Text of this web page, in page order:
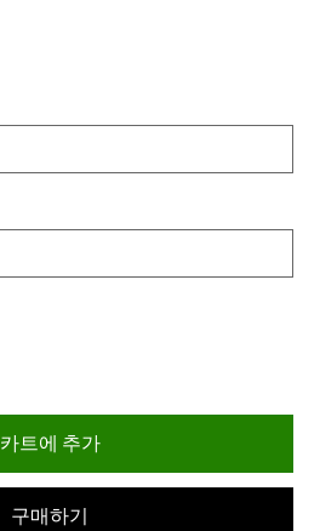
카트에 추가
구매하기